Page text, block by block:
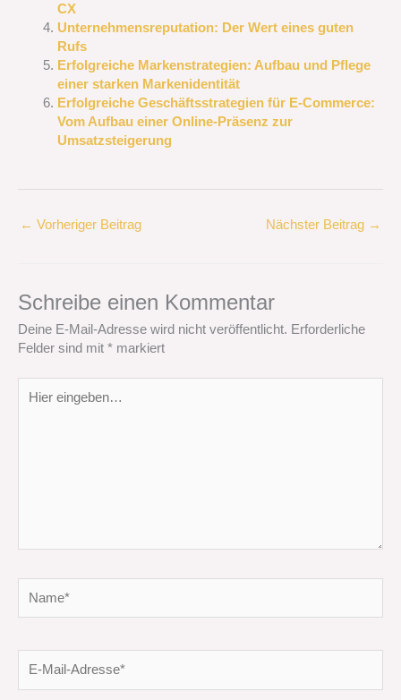
CX
Unternehmensreputation: Der Wert eines guten
Rufs
Erfolgreiche Markenstrategien: Aufbau und Pflege
einer starken Markenidentität
Erfolgreiche Geschäftsstrategien für E-Commerce:
Vom Aufbau einer Online-Präsenz zur
Umsatzsteigerung
← Vorheriger Beitrag Nächster Beitrag →
Schreibe einen Kommentar
Deine E-Mail-Adresse wird nicht veröffentlicht. Erforderliche
Felder sind mit * markiert
eingeben…
Mail-